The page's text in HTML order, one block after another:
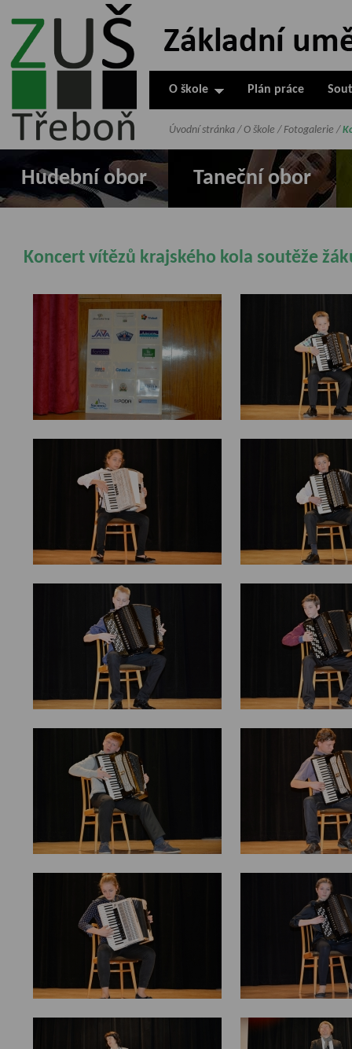
ZUŠ Třeboň -
Základní
umělecká škola
O škole Plán práce
Hudební obor Taneční obor
Úvodní stránka / O škole / Fotogalerie /
Koncert vítězů krajského kola soutěže